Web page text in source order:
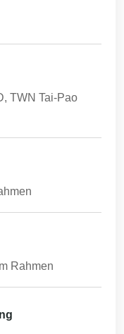
TWN Tai-Pao
Rahmen